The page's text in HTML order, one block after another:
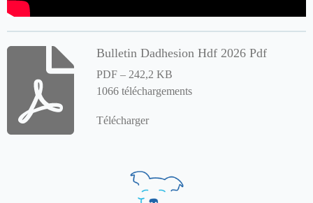
Bulletin Dadhesion Hdf 2026 Pdf
PDF – 242,2 KB
1066 téléchargements
Télécharger